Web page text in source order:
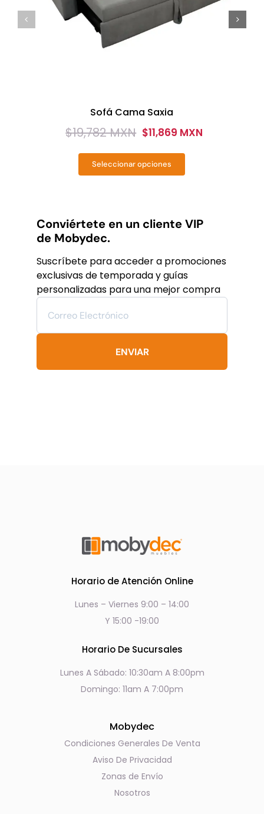
Sofá Cama Saxia
$19,782 MXN
Original
price
$11,869 MXN
Current
price
Seleccionar opciones
Este
variantes.
Las
se
pueden
elegir
en
de
Conviértete en un cliente VIP
de Mobydec.
Suscríbete para acceder a promociones
exclusivas de temporada y guías
personalizadas para una mejor compra
ENVIAR
Horario de Atención Online
Lunes – Viernes 9:00 – 14:00
Y 15:00 -19:00
Horario De Sucursales
Lunes A Sábado: 10:30am A 8:00pm
Domingo: 11am A 7:00pm
Mobydec
Condiciones Generales De Venta
Aviso De Privacidad
Zonas de Envío
Nosotros